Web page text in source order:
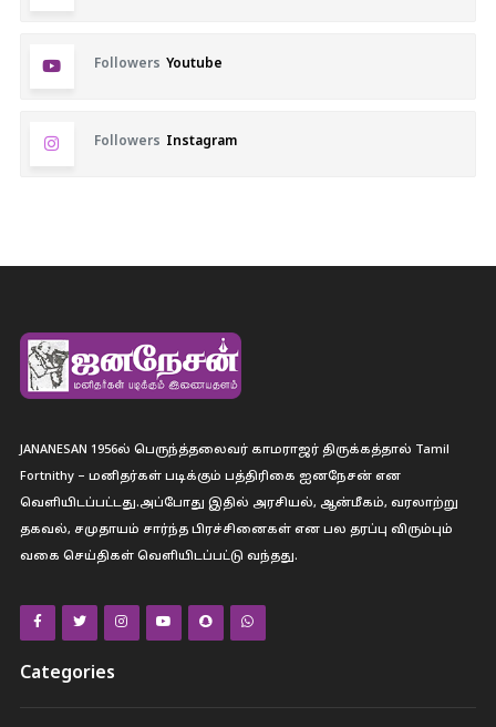
Followers Youtube
Followers Instagram
JANANESAN 1956ல் பெருந்த்தலைவர் காமராஜர் திருக்கத்தால் Tamil
Fortnithy – மனிதர்கள் படிக்கும் பத்திரிகை ஐனநேசன் என
வெளியிடப்பட்டது.அப்போது இதில் அரசியல், ஆன்மீகம், வரலாற்று
தகவல், சமுதாயம் சார்ந்த பிரச்சினைகள் என பல தரப்பு விரும்பும்
வகை செய்திகள் வெளியிடப்பட்டு வந்தது.
Categories